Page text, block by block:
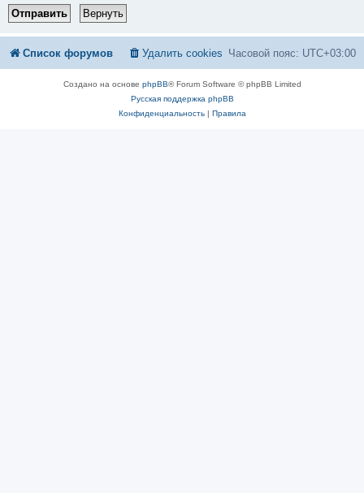
Список форумов Часовой пояс: UTC+03:00
Удалить cookies
Создано на основе phpBB® Forum Software © phpBB Limited
Русская поддержка phpBB
Конфиденциальность| Правила